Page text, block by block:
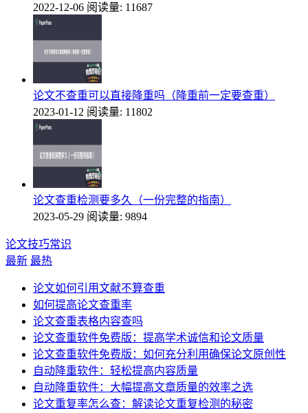
2022-12-06 阅读量: 11687
论文不查重可以直接降重吗（降重前一定要查重）
2023-01-12 阅读量: 11802
论文查重检测要多久（一份完整的指南）
2023-05-29 阅读量: 9894
论文技巧常识
最新 最热
论文如何引用文献不算查重
如何提高论文查重率
论文查重表格内容查吗
论文查重软件免费版：提高学术诚信和论文质量
论文查重软件免费版：如何充分利用确保论文原创性
自动降重软件：轻松提高内容质量
自动降重软件：大幅提高文章质量的效率之选
论文重复率怎么查：解读论文重复检测的秘密